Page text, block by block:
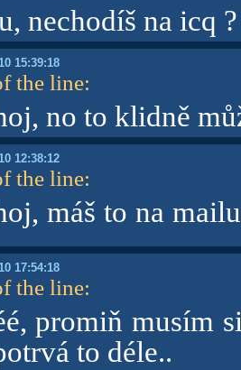
nechodíš na icq
15:39:18
the line:
no to klidně
12:38:12
the line:
máš to na
17:54:18
the line:
promiň musím
to déle..